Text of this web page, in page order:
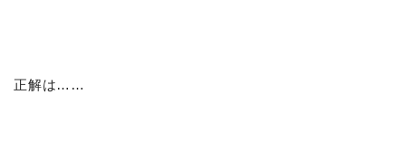
正解は……